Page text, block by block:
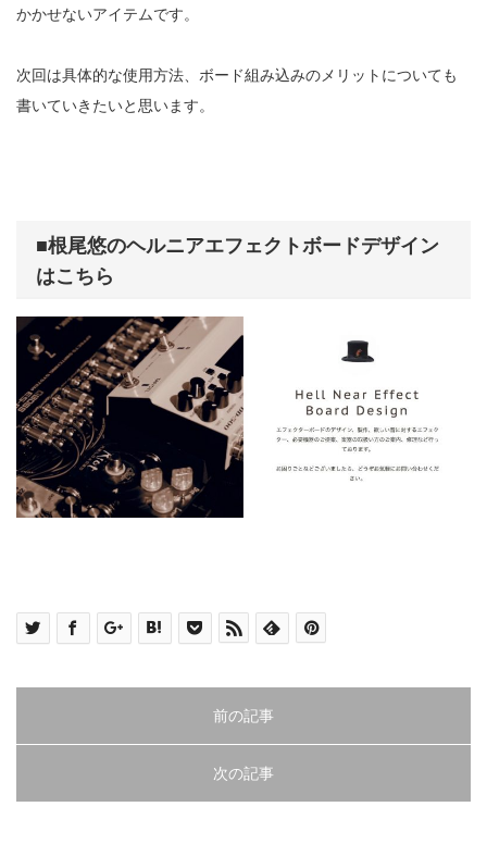
かかせないアイテムです。
次回は具体的な使用方法、ボード組み込みのメリットについても
書いていきたいと思います。
■根尾悠のヘルニアエフェクトボードデザイン
はこちら
前の記事
次の記事